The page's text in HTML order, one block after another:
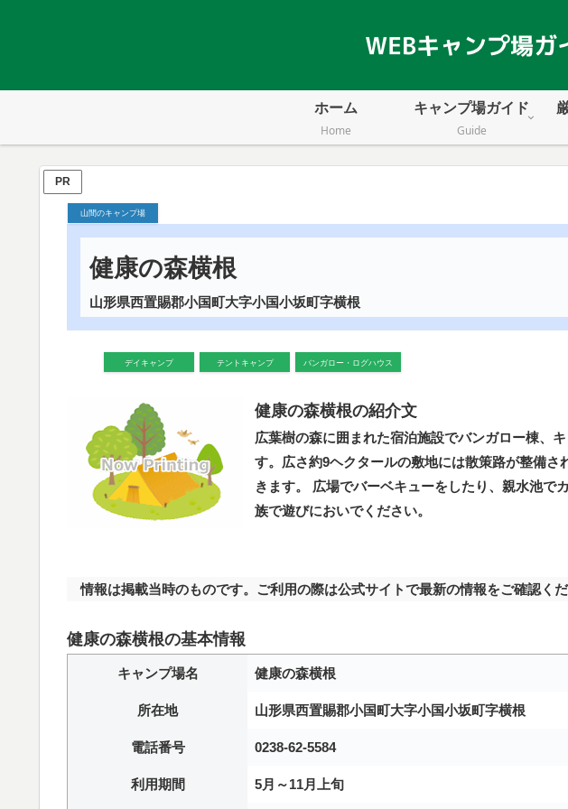
ホーム
Home
キャンプ場ガイド
Guide
PR
山間のキャンプ場
健康の森横根
山形県西置賜郡小国町大字小国小坂町字横根
デイキャンプ テントキャンプ バンガロー・ログハウス
健康の森横根の紹介文
広葉樹の森に囲まれた宿泊施設でバンガロー棟、
す。広さ約9ヘクタールの敷地には散策路が整備さ
きます。 広場でバーベキューをしたり、親水池で
族で遊びにおいでください。
情報は掲載当時のものです。ご利用の際は公式サイトで最新の情報をご確認くだ
健康の森横根の基本情報
キャンプ場名 健康の森横根
所在地 山形県西置賜郡小国町大字小国小坂町字横根
電話番号 0238-62-5584
利用期間 5月～11月上旬